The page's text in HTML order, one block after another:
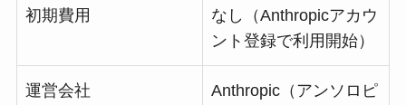
初期費用
なし（Anthropicアカウ
ント登録で利用開始）
運営会社
Anthropic（アンソロピ